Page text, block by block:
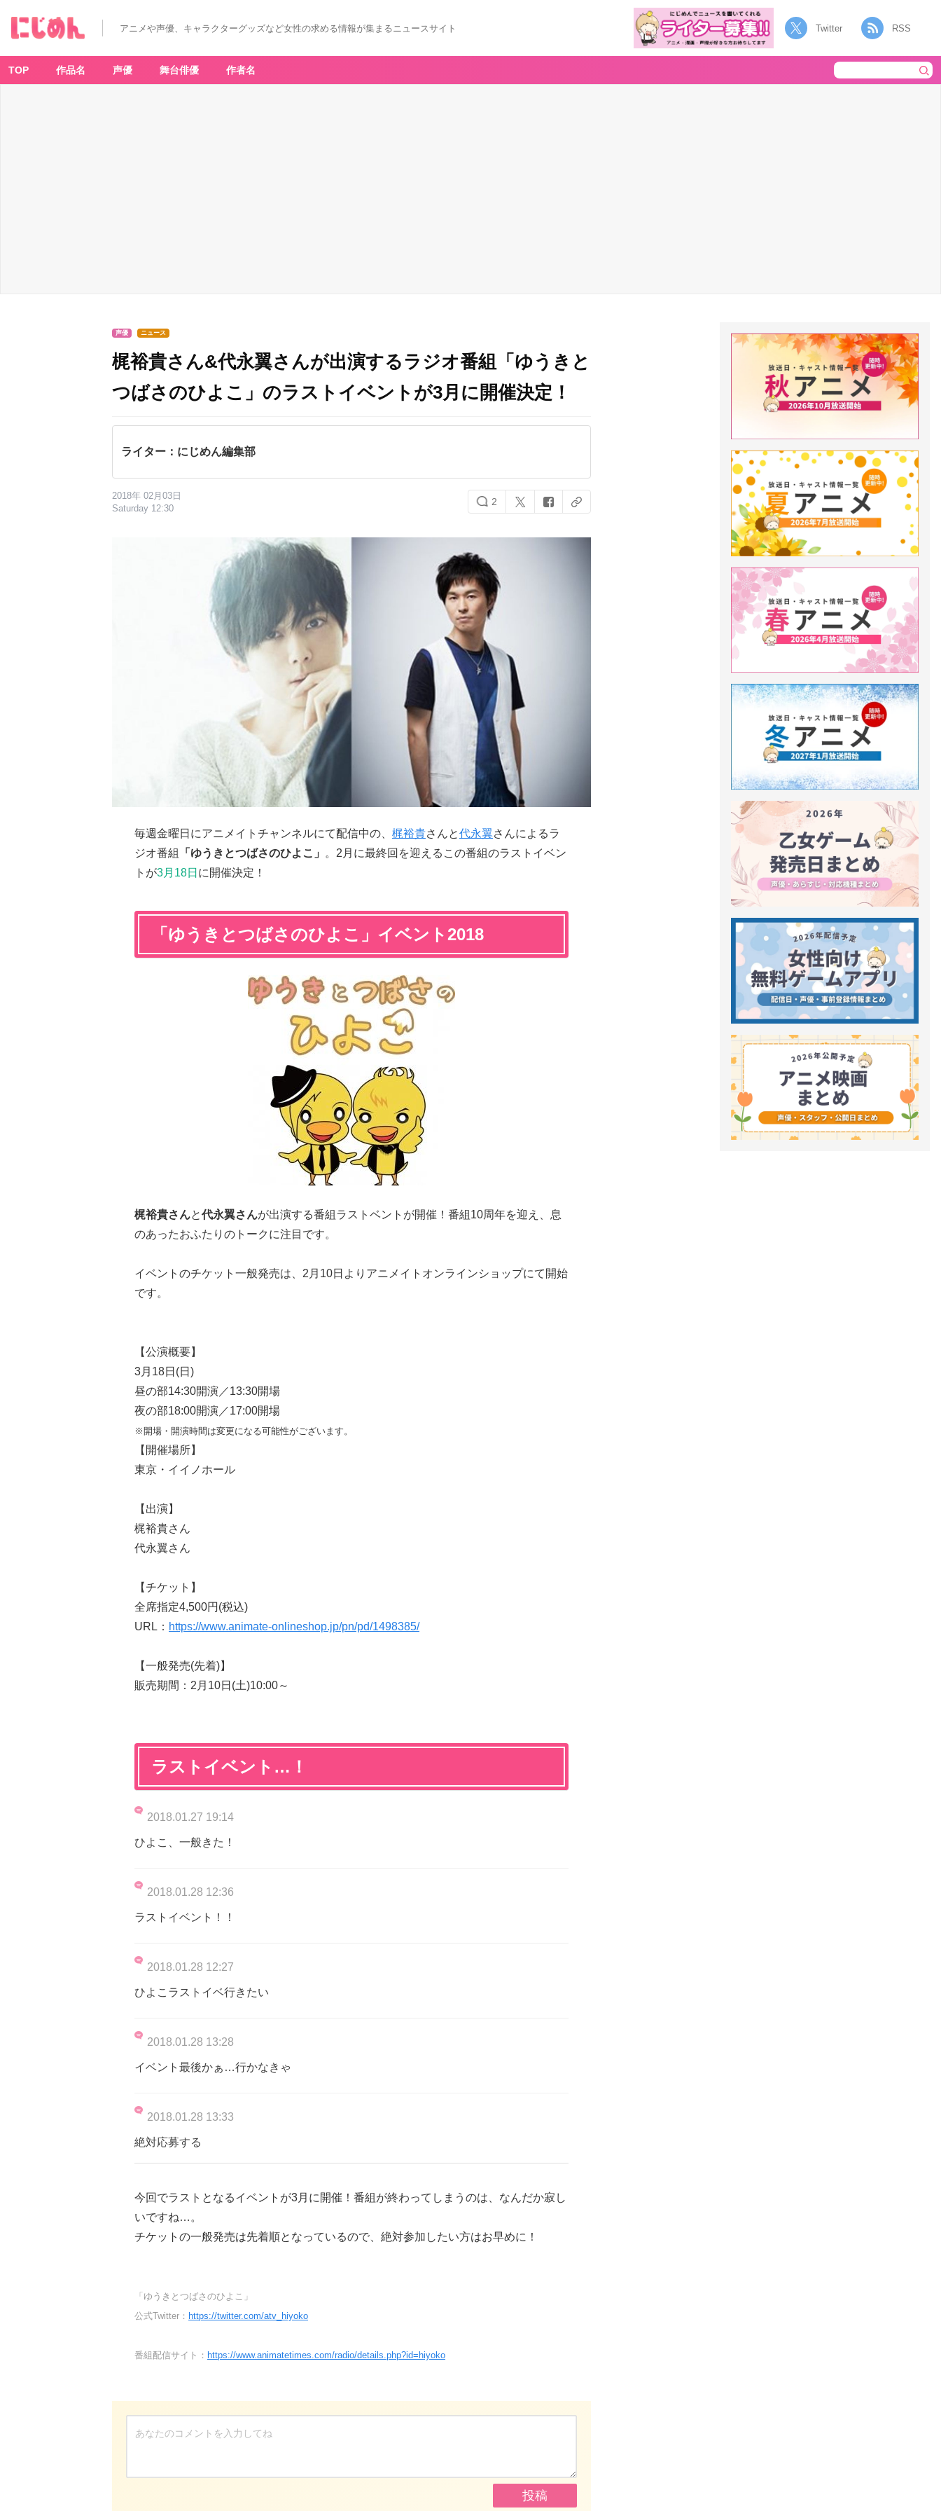
アニメや声優、キャラクターグッズなど女性の求める情報が集まるニュースサイト Twitter RSS
TOP 作品名 声優 舞台俳優 作者名
声優 ニュース
梶裕貴さん&代永翼さんが出演するラジオ番組「ゆうきと
つばさのひよこ」のラストイベントが3月に開催決定！
ライター：にじめん編集部
2018年 02月03日
Saturday 12:30
2
毎週金曜日にアニメイトチャンネルにて配信中の、 梶裕貴さんと代永翼さんによるラ
ジオ番組
「ゆうきとつばさのひよこ」 。2月に最終回を迎えるこの番組のラストイベン
トが3月18日 に開催決定！
「ゆうきとつばさのひよこ」イベント2018
梶裕貴さんと代永翼さんが出演する番組ラストベントが開催！番組10周年を迎え、息
のあったおふたりのトークに注目です。
イベントのチケット一般発売は、2月10日よりアニメイトオンラインショップにて開始
です。
【公演概要】
3月18日(日)
昼の部14:30開演／13:30開場
夜の部18:00開演／17:00開場
※開場・開演時間は変更になる可能性がございます。
【開催場所】
東京・イイノホール
【出演】
梶裕貴さん
代永翼さん
【チケット】
全席指定4,500円(税込)
URL： https://www.animate-onlineshop.jp/pn/pd/1498385/
【一般発売(先着)】
販売期間：2月10日(土)10:00～
ラストイベント…！
2018.01.27 19:14
ひよこ、一般きた！
2018.01.28 12:36
ラストイベント！！
2018.01.28 12:27
ひよこラストイベ行きたい
2018.01.28 13:28
イベント最後かぁ…行かなきゃ
2018.01.28 13:33
絶対応募する
今回でラストとなるイベントが3月に開催！番組が終わってしまうのは、なんだか寂し
いですね…。
チケットの一般発売は先着順となっているので、絶対参加したい方はお早めに！
「ゆうきとつばさのひよこ」
公式Twitter： https://twitter.com/atv_hiyoko
番組配信サイト： https://www.animatetimes.com/radio/details.php?id=hiyoko